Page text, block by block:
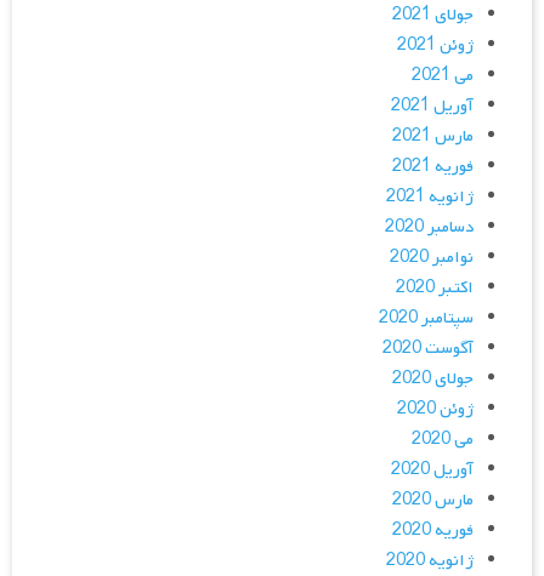
جولای 2021
ژوئن 2021
می 2021
آوریل 2021
مارس 2021
فوریه 2021
ژانویه 2021
دسامبر 2020
نوامبر 2020
اکتبر 2020
سپتامبر 2020
آگوست 2020
جولای 2020
ژوئن 2020
می 2020
آوریل 2020
مارس 2020
فوریه 2020
ژانویه 2020